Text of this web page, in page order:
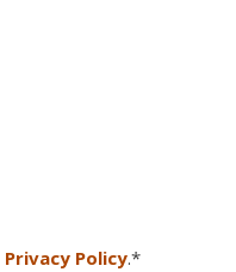
Privacy Policy.*